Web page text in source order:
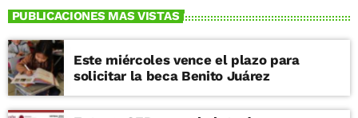
PUBLICACIONES MAS VISTAS
Este miércoles vence el plazo para
solicitar la beca Benito Juárez